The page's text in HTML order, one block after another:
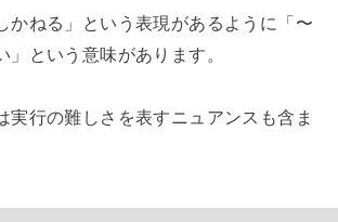
かねる」という表現があるように「〜
」という意味があります。
実行の難しさを表すニュアンスも含ま